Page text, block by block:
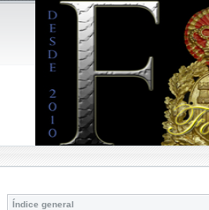
Índice general